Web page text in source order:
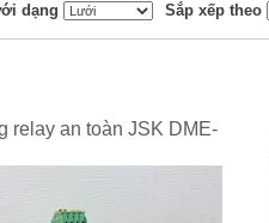
dạng Sắp xếp theo
relay an toàn JSK DME-